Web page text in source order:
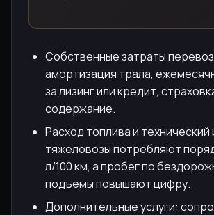
Собственные затраты
амортизация трала,
за лизинг или кредит,
содержание.
Расход топлива и технический
тяжеловозы потребляют
л/100 км, а пробег по
подъемы повышают цифру.
Дополнительные услуги: